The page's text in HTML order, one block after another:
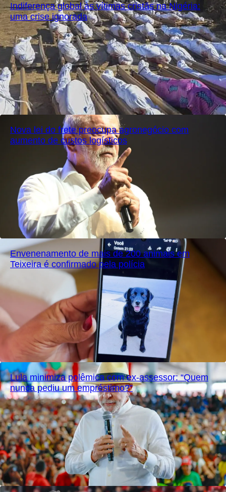
Indiferença global às vítimas cristãs na Nigéria:
uma crise ignorada
Nova lei do frete preocupa agronegócio com
aumento de custos logísticos
Envenenamento de mais de 200 animais em
Teixeira é confirmado pela polícia
Lula minimiza polêmica com ex-assessor: “Quem
nunca pediu um empréstimo?”